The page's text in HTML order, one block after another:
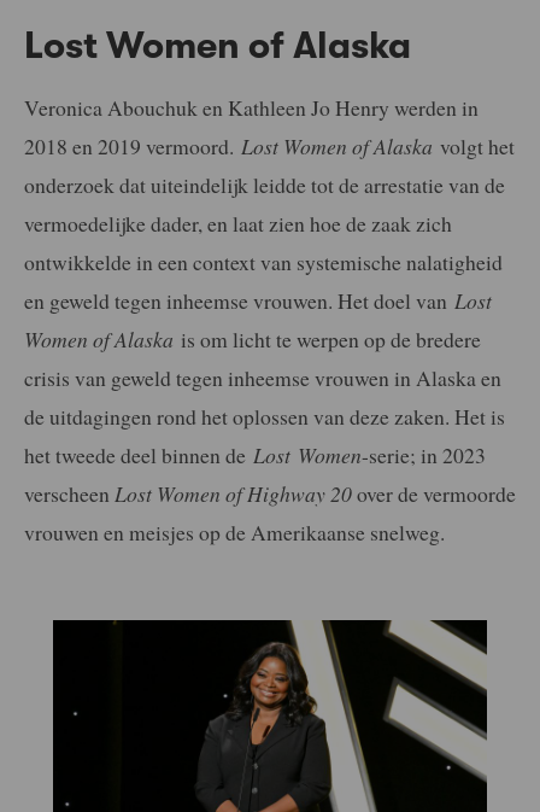
Lost Women of Alaska
Veronica Abouchuk en Kathleen Jo Henry werden in
2018 en 2019 vermoord. Lost Women of Alaska volgt het
onderzoek dat uiteindelijk leidde tot de arrestatie van de
vermoedelijke dader, en laat zien hoe de zaak zich
ontwikkelde in een context van systemische nalatigheid
en geweld tegen inheemse vrouwen. Het doel van Lost
Women of Alaska is om licht te werpen op de bredere
crisis van geweld tegen inheemse vrouwen in Alaska en
de uitdagingen rond het oplossen van deze zaken. Het is
het tweede deel binnen de Lost Women-serie; in 2023
verscheen Lost Women of Highway 20over de vermoorde
vrouwen en meisjes op de Amerikaanse snelweg.